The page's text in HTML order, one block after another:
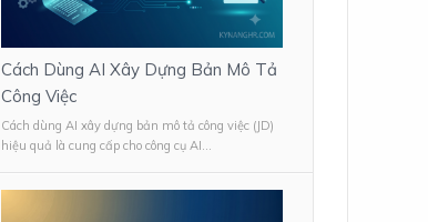
Cách Dùng AI Xây Dựng Bản Mô Tả
Công Việc
Cách dùng AI xây dựng bản mô tả công việc (JD)
hiệu quả là cung cấp cho công cụ AI...